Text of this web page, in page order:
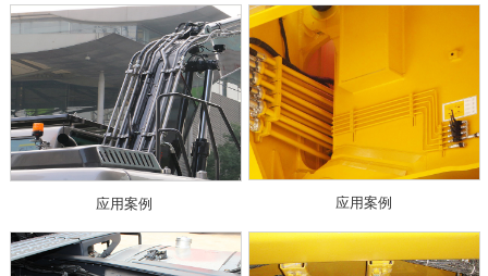
应用案例 应用案例